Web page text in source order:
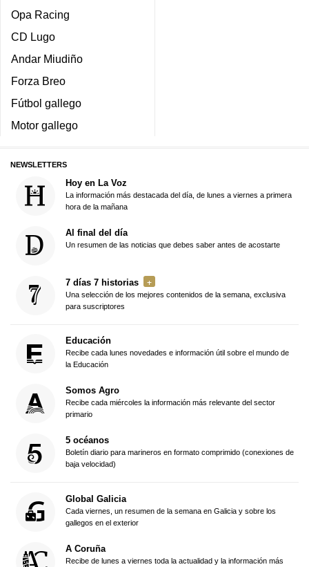
Opa Racing
CD Lugo
Andar Miudiño
Forza Breo
Fútbol gallego
Motor gallego
NEWSLETTERS
Hoy en La Voz
La información más destacada del día, de lunes a viernes a primera
hora de la mañana
Al final del día
Un resumen de las noticias que debes saber antes de acostarte
7 días 7 historias
Una selección de los mejores contenidos de la semana, exclusiva
para suscriptores
Educación
Recibe cada lunes novedades e información útil sobre el mundo de
la Educación
Somos Agro
Recibe cada miércoles la información más relevante del sector
primario
5 océanos
Boletín diario para marineros en formato comprimido (conexiones de
baja velocidad)
Global Galicia
Cada viernes, un resumen de la semana en Galicia y sobre los
gallegos en el exterior
A Coruña
Recibe de lunes a viernes toda la actualidad y la información más